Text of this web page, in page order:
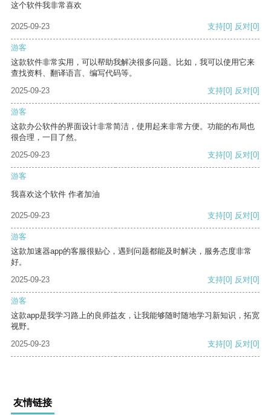
这个软件我非常喜欢
2025-09-23 支持[0] 反对[0]
游客
这款软件非常实用，可以帮助我解决很多问题。比如，我可以使用它来
查找资料、翻译语言、编写代码等。
2025-09-23
支持[0] 反对[0]
游客
这款办公软件的界面设计非常简洁，使用起来非常方便。功能的布局也
很合理，一目了然。
2025-09-23
支持[0] 反对[0]
游客
我喜欢这个软件 作者加油
2025-09-23 支持[0] 反对[0]
游客
这款加速器app的客服很贴心，遇到问题都能及时解决，服务态度非常
好。
2025-09-23
支持[0] 反对[0]
游客
这款app是我学习路上的良师益友，让我能够随时随地学习新知识，拓宽
视野。
2025-09-23
支持[0] 反对[0]
友情链接